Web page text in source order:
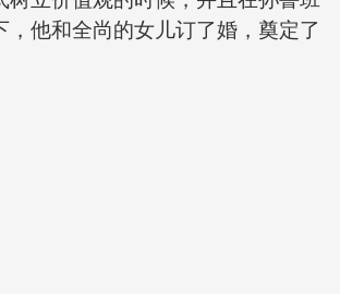
，他和全尚的女儿订了婚，奠定了